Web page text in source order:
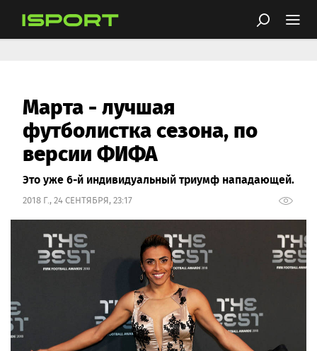
Марта - лучшая
футболистка сезона, по
версии ФИФА
Это уже 6-й индивидуальный триумф нападающей.
2018 Г., 24 СЕНТЯБРЯ, 23:17